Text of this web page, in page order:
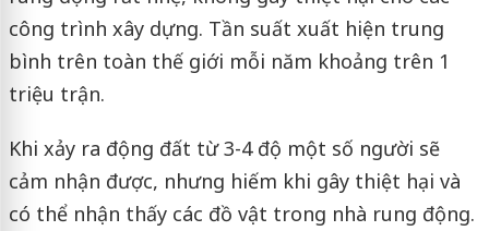
công trình xây dựng. Tần suất xuất hiện trung
bình trên toàn thế giới mỗi năm khoảng trên 1
triệu trận.
Khi xảy ra động đất từ 3-4 độ một số người sẽ
cảm nhận được, nhưng hiếm khi gây thiệt hại và
có thể nhận thấy các đồ vật trong nhà rung động.